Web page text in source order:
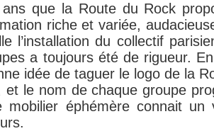
que la Route du Rock
riche et variée,
l’installation du collectif
a toujours été de rigueur.
idée de taguer le logo de la
et le nom de chaque groupe
mobilier éphémère connait un